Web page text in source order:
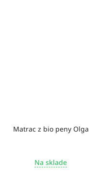
Matrac z bio peny Olga
Na sklade